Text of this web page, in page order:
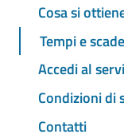
Cosa si
Tempi e
Accedi al
Condizioni di
Contatti